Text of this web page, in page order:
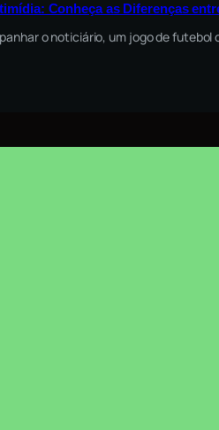
Conheça as Diferenças
o noticiário, um jogo de